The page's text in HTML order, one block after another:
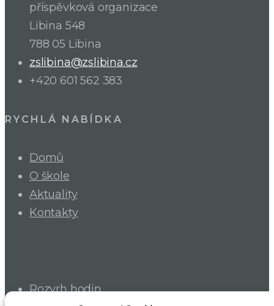
příspěvková organizace
Libina 548
788 05 Libina
zslibina@zslibina.cz
+420 601 562 383
RYCHLÁ NABÍDKA
Domů
O škole
Aktuality
Kontakty
Rozvrh hodin